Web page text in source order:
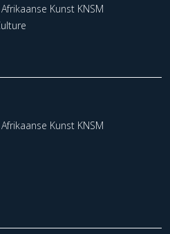
Kunst KNSM
Kunst KNSM